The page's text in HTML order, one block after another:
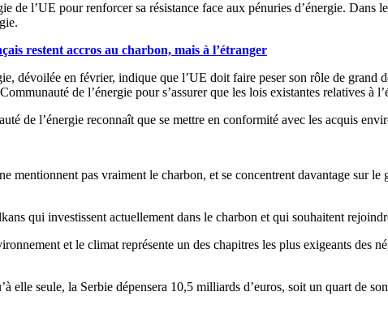
de l’UE pour renforcer sa résistance face aux pénuries d’énergie.
restent accros au charbon, mais à l’étranger
dévoilée en février, indique que l’UE doit faire peser son rôle de
de l’énergie pour s’assurer que les lois existantes relatives à
de l’énergie reconnaît que se mettre en conformité avec les acquis
mentionnent pas vraiment le charbon, et se concentrent davantage sur
qui investissent actuellement dans le charbon et qui souhaitent
et le climat représente un des chapitres les plus exigeants
elle seule, la Serbie dépensera 10,5 milliards d’euros, soit un quart